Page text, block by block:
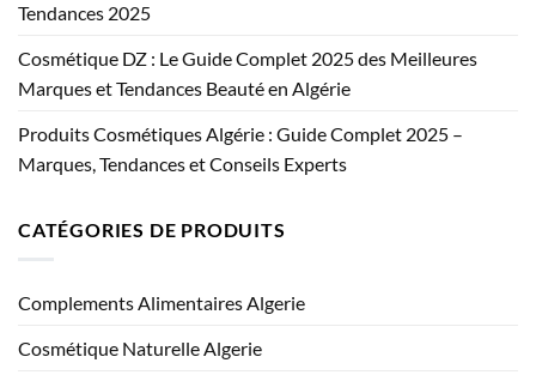
Tendances 2025
Cosmétique DZ : Le Guide Complet 2025 des Meilleures
Marques et Tendances Beauté en Algérie
Produits Cosmétiques Algérie : Guide Complet 2025 –
Marques, Tendances et Conseils Experts
CATÉGORIES DE PRODUITS
Complements Alimentaires Algerie
Cosmétique Naturelle Algerie